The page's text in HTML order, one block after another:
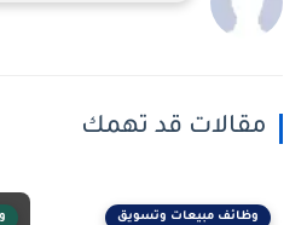
مقالات قد تهمك
وظائف مبيعات وتسويق